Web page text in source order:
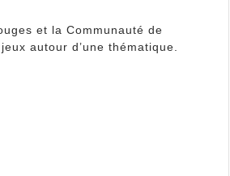
et la Communauté de
autour d’une thématique.